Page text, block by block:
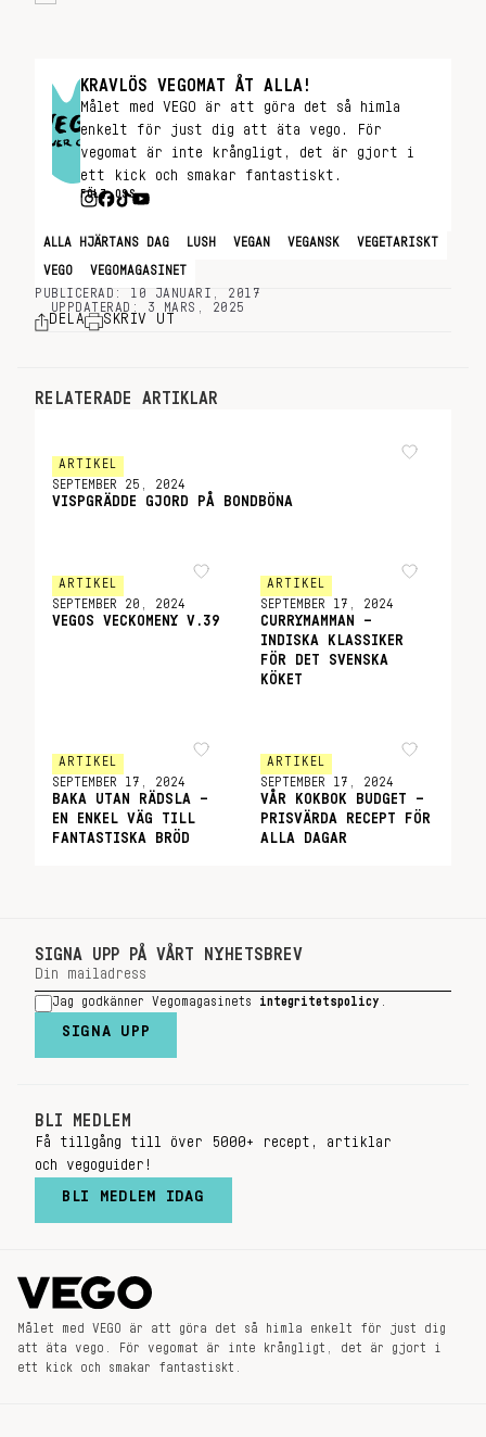
KRAVLÖS VEGOMAT ÅT ALLA!
Målet med VEGO är att göra det så himla
enkelt för just dig att äta vego. För
vegomat är inte krångligt, det är gjort i
ett kick och smakar fantastiskt.
FÖLJ OSS
ALLA HJÄRTANS DAG LUSH VEGAN VEGANSK VEGETARISKT
VEGO
VEGOMAGASINET
PUBLICERAD: 10 JANUARI, 2017
UPPDATERAD: 3 MARS, 2025
DELA SKRIV UT
RELATERADE ARTIKLAR
ARTIKEL
SEPTEMBER 25, 2024
VISPGRÄDDE GJORD PÅ BONDBÖNA
ARTIKEL
SEPTEMBER 20, 2024
VEGOS VECKOMENY V.39
ARTIKEL
SEPTEMBER 17, 2024
CURRYMAMMAN –
INDISKA KLASSIKER
FÖR DET SVENSKA
KÖKET
ARTIKEL
SEPTEMBER 17, 2024
BAKA UTAN RÄDSLA –
EN ENKEL VÄG TILL
FANTASTISKA BRÖD
ARTIKEL
SEPTEMBER 17, 2024
VÅR KOKBOK BUDGET –
PRISVÄRDA RECEPT FÖR
ALLA DAGAR
SIGNA UPP PÅ VÅRT NYHETSBREV
Jag godkänner Vegomagasinets integritetspolicy
SIGNA UPP
BLI MEDLEM
Få tillgång till över 5000+ recept, artiklar
och vegoguider!
BLI MEDLEM IDAG
Målet med VEGO är att göra det så himla enkelt för just dig
att äta vego. För vegomat är inte krångligt, det är gjort i
ett kick och smakar fantastiskt.